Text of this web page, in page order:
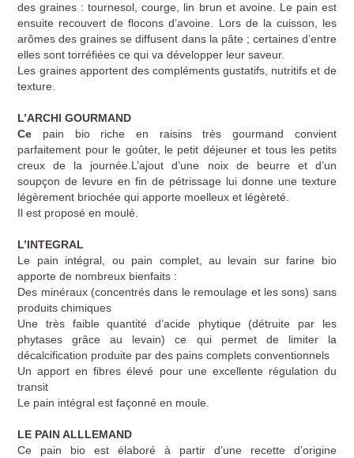
des graines : tournesol, courge, lin brun et avoine. Le pain est
ensuite recouvert de flocons d’avoine. Lors de la cuisson, les
arômes des graines se diffusent dans la pâte ; certaines d’entre
elles sont torréfiées ce qui va développer leur saveur.
Les graines apportent des compléments gustatifs, nutritifs et de
texture
L’ARCHI GOURMAND
Ce pain bio riche en raisins très gourmand convient
parfaitement pour le goûter, le petit déjeuner et tous les petits
creux de la journée. L’ajout d’une noix de beurre et d’un
soupçon de levure en fin de pétrissage lui donne une texture
légèrement briochée qui apporte moelleux et légèreté.
Il est proposé en moulé.
L’INTEGRAL
Le pain intégral, ou pain complet, au levain sur farine bio
apportede nombreux bienfaits :
Des minéraux (concentrés dans le remoulage et les sons) sans
produits chimiques
Une très faible quantité d’acide phytique (détruite par les
phytases grâce au levain) ce qui permet de limiter la
décalcification produite par des pains complets conventionnels
Un apport en fibres élevé pour uneexcellente régulation du
transit
Le pain intégral est façonné en moule.
LE PAIN ALLLEMAND
Ce pain bio est élaboré à partir d’une recette d’origine